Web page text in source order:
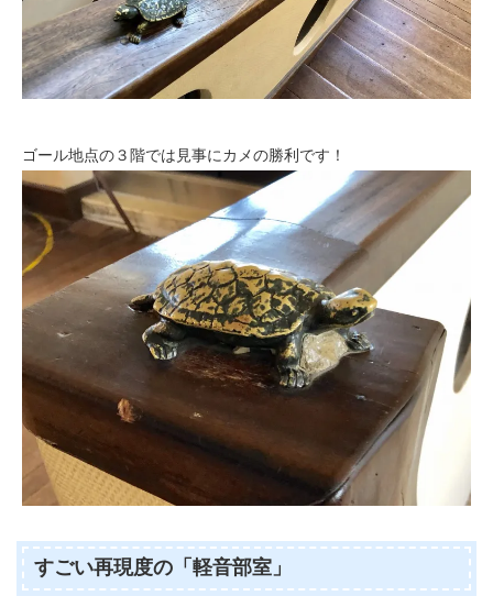
ゴール地点の３階では見事にカメの勝利です！
すごい再現度の「軽音部室」